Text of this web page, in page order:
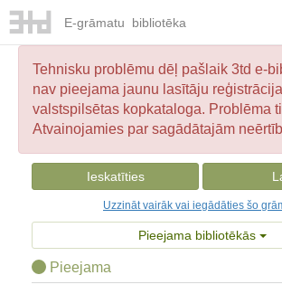
E-grāmatu bibliotēka
Tehnisku problēmu dēļ pašlaik 3td e-
nav pieejama jaunu lasītāju
valstspilsētas kopkataloga. Problēma
Atvainojamies par sagādātajām
Ieskatīties
Uzzināt vairāk vai iegādāties šo
Pieejama bibliotēkās
Pieejama